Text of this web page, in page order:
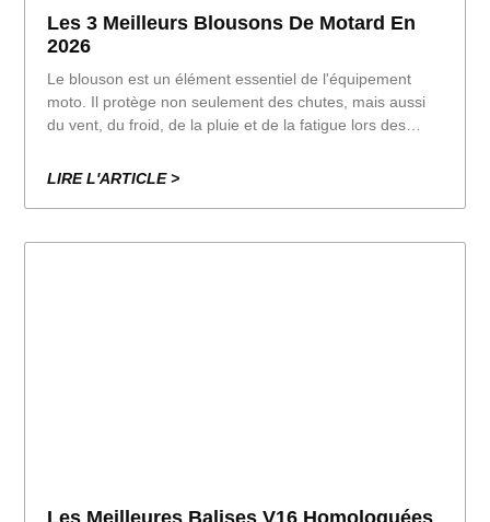
Les 3 Meilleurs Blousons De Motard En
2026
Le blouson est un élément essentiel de l'équipement
moto. Il protège non seulement des chutes, mais aussi
du vent, du froid, de la pluie et de la fatigue lors des
LIRE L'ARTICLE >
Les Meilleures Balises V16 Homologuées